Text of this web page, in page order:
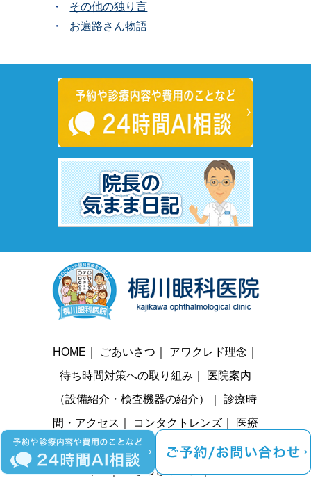
その他の独り言
お遍路さん物語
HOME ごあいさつ アワクレド理念
待ち時間対策への取り組み
医院案内
（設備紹介・検査機器の紹介）
診療時
間・アクセス
コンタクトレンズ
医療
機器OCT｜ 求人情報
患者様の満足度向
上に向けて ｜ 瞳きらきら通信